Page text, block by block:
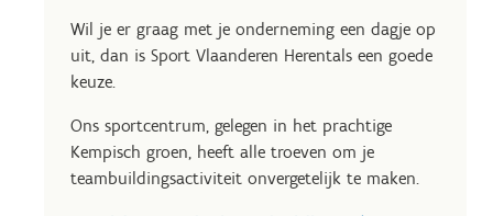
Wil je er graag met je onderneming een dagje op
uit, dan is Sport Vlaanderen Herentals een goede
keuze.
Ons sportcentrum, gelegen in het prachtige
Kempisch groen, heeft alle troeven om je
teambuildingsactiviteit onvergetelijk te maken.